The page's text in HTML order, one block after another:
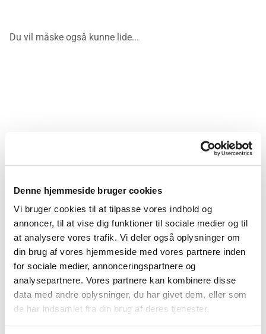
Denne hjemmeside bruger cookies
Vi bruger cookies til at tilpasse vores indhold og
annoncer, til at vise dig funktioner til sociale medier og til
at analysere vores trafik. Vi deler også oplysninger om
din brug af vores hjemmeside med vores partnere inden
for sociale medier, annonceringspartnere og
analysepartnere. Vores partnere kan kombinere disse
data med andre oplysninger, du har givet dem, eller som
de har indsamlet fra din brug af deres tjenester.
Du vil måske også kunne lide...